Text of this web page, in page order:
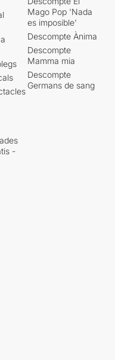
-
Mago Pop 'Nada
es imposible'
Descompte Ànima
Descompte
Mamma mia
Descompte
Germans de sang